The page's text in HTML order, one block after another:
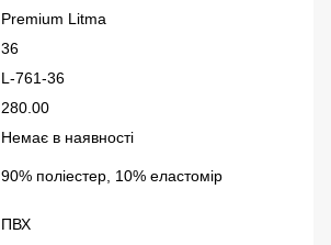
Premium Litma
36
L-761-36
280.00
Немає в наявності
90% поліестер, 10% еластомір
ПВХ